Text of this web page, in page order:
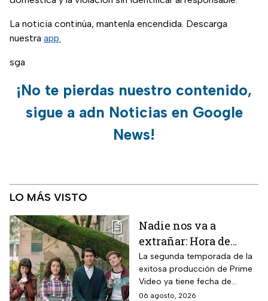
La noticia continúa, mantenla encendida. Descarga
nuestra app.
sga
¡No te pierdas nuestro contenido,
sigue a adn Noticias en Google
News!
LO MÁS VISTO
Nadie nos va a
extrañar: Hora de
estreno de la
Temporada 2 y reparto
completo
La segunda temporada de la
exitosa producción de Prime
Video ya tiene fecha de
estreno. Conoce el horario en
06 agosto, 2026